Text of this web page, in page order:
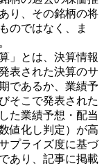
り、その銘柄の将
のではなく、ま
」とは、決算情報
表された決算のサ
であるか、業績予
そこで発表された
た業績予想・配当
値化し判定）が高
プライズ度に基づ
あり、記事に掲載